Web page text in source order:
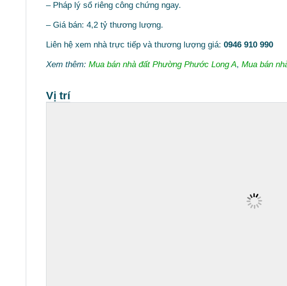
– Pháp lý sổ riêng công chứng ngay.
– Giá bán: 4,2 tỷ thương lượng.
Liên hệ xem nhà trực tiếp và thương lượng giá: 0946 910 990
Xem thêm: Mua bán nhà đất Phường Phước Long A, Mua bán
Vị trí